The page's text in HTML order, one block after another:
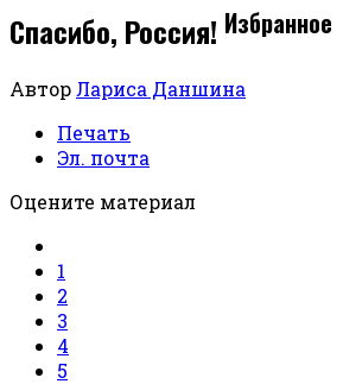
Спасибо, Россия! Избранное
Автор Лариса Даншина
Печать
Эл. почта
Оцените материал
1
2
3
4
5